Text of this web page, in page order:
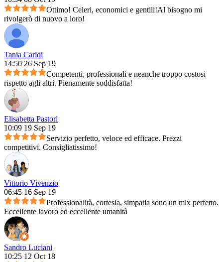
Ottimo! Celeri, economici e gentili!Al bisogno mi
rivolgerò di nuovo a loro!
Tania Caridi
14:50 26 Sep 19
Competenti, professionali e neanche troppo costosi
rispetto agli altri. Pienamente soddisfatta!
Elisabetta Pastori
10:09 19 Sep 19
Servizio perfetto, veloce ed efficace. Prezzi
competitivi. Consigliatissimo!
Vittorio Vivenzio
06:45 16 Sep 19
Professionalità, cortesia, simpatia sono un mix perfetto.
Eccellente lavoro ed eccellente umanità
Sandro Luciani
10:25 12 Oct 18